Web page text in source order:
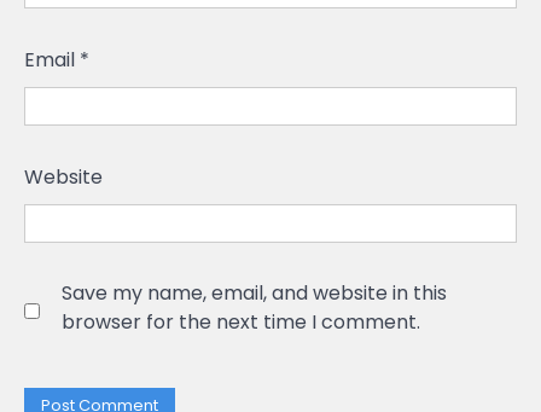
Email *
Website
Save my name, email, and website in this
browser for the next time I comment.